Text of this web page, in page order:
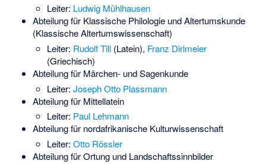
Leiter: Ludwig Mühlhausen
Abteilung für Klassische Philologie und Altertumskunde
(Klassische Altertumswissenschaft)
Leiter: Rudolf Till (Latein), Franz Dirlmeier
(Griechisch)
Abteilung für Märchen- und Sagenkunde
Leiter:Joseph Otto Plassmann
Abteilung für Mittellatein
Leiter: Paul Lehmann
Abteilung für nordafrikanische Kulturwissenschaft
Leiter:Otto Rössler
Abteilung für Ortung und Landschaftssinnbilder